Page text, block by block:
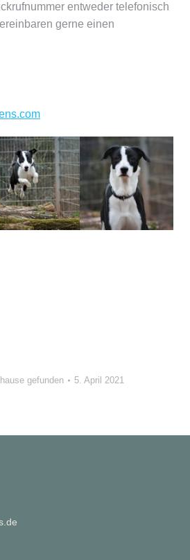
entweder telefonisch
gerne einen
gefunden 5. April 2021